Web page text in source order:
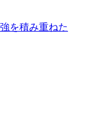
を積み重ねた